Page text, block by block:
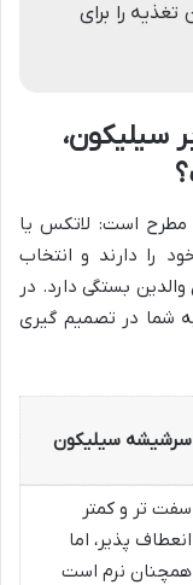
را برای
سیلیکون،
مطرح است: لاتکس یا
را دارند و انتخاب
بستگی دارد. در
شما در تصمیم گیری
سرشیشه سیلیکون
سفت تر و کمتر
انعطاف پذیر، اما
همچنان نرم است